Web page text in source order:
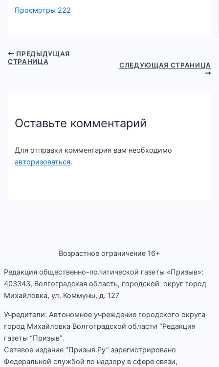
Просмотры 222
ПРЕДЫДУЩАЯ
СТРАНИЦА
СЛЕДУЮЩАЯ СТРАНИЦА
Оставьте комментарий
Для отправки комментария вам необходимо
авторизоваться.
Возрастное ограничение 16+
Редакция общественно-политической газеты «Призыв»:
403343, Волгоградская область, городской округ город
Михайловка, ул. Коммуны, д. 127
Учредители: Автономное учреждение городского округа
город Михайловка Волгоградской области “Редакция
газеты “Призыв”.
Сетевое издание “Призыв.Ру” зарегистрировано
Федеральной службой по надзору в сфере связи,